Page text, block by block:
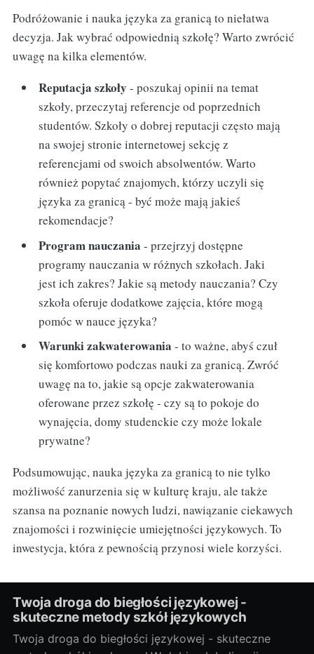
Podróżowanie i nauka języka za granicą to niełatwa
decyzja. Jak wybrać odpowiednią szkołę? Warto zwrócić
uwagę na kilka elementów.
Reputacja szkoły - poszukaj opinii na temat
szkoły, przeczytaj referencje od poprzednich
studentów. Szkoły o dobrej reputacji często mają
na swojej stronie internetowej sekcję z
referencjami od swoich absolwentów. Warto
również popytać znajomych, którzy uczyli się
języka za granicą - być może mają jakieś
rekomendacje?
Program nauczania - przejrzyj dostępne
programy nauczania w różnych szkołach. Jaki
jest ich zakres? Jakie są metody nauczania? Czy
szkoła oferuje dodatkowe zajęcia, które mogą
pomóc w nauce języka?
Warunki zakwaterowania - to ważne, abyś czuł
się komfortowo podczas nauki za granicą. Zwróć
uwagę na to, jakie są opcje zakwaterowania
oferowane przez szkołę - czy są to pokoje do
wynajęcia, domy studenckie czy może lokale
prywatne?
Podsumowując, nauka języka za granicą to nie tylko
możliwość zanurzenia się w kulturę kraju, ale także
szansa na poznanie nowych ludzi, nawiązanie ciekawych
znajomości i rozwinięcie umiejętności językowych. To
inwestycja, która z pewnością przynosi wiele korzyści.
Twoja droga do biegłości językowej -
skuteczne metody szkół językowych
Twoja droga do biegłości językowej - skuteczne